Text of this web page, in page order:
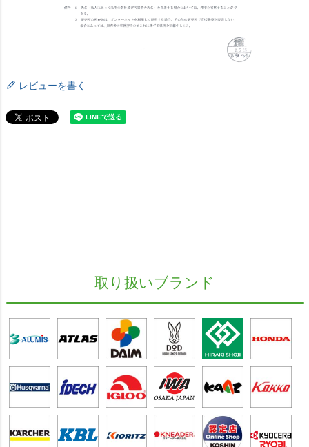
レビューを書く
取り扱いブランド